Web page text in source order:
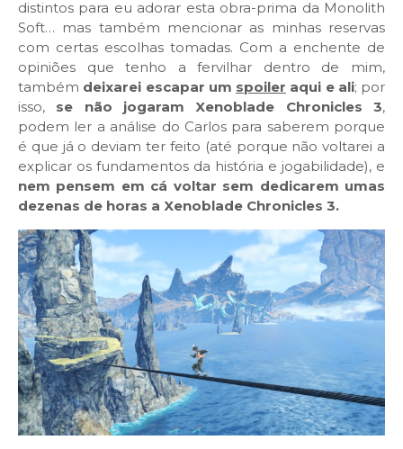
distintos para eu adorar esta obra-prima da Monolith
Soft… mas também mencionar as minhas reservas
com certas escolhas tomadas. Com a enchente de
opiniões que tenho a fervilhar dentro de mim,
também deixarei escapar um spoiler aqui e ali; por
isso, se não jogaram Xenoblade Chronicles 3,
podem ler a análise do Carlos para saberem porque
é que já o deviam ter feito (até porque não voltarei a
explicar os fundamentos da história e jogabilidade), e
nem pensem em cá voltar sem dedicarem umas
dezenas de horas a Xenoblade Chronicles 3.